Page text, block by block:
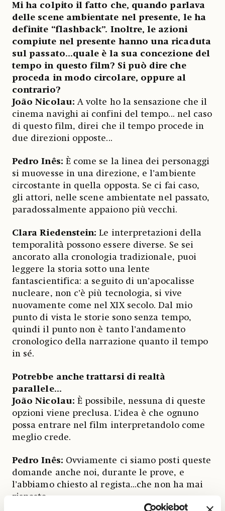
Mi ha colpito il fatto che, quando parlava
delle scene ambientate nel presente, le ha
definite “flashback”. Inoltre, le azioni
compiute nel presente hanno una ricaduta
sul passato...quale è la sua concezione del
tempo in questo film? Si può dire che
proceda in modo circolare, oppure al
contrario?
João Nicolau: A volte ho la sensazione che il
cinema navighi ai confini del tempo... nel caso
di questo film, direi che il tempo procede in
due direzioni opposte...
Pedro Inês: È come se la linea dei personaggi
si muovesse in una direzione, e l’ambiente
circostante in quella opposta. Se ci fai caso,
gli attori, nelle scene ambientate nel passato,
paradossalmente appaiono più vecchi.
Clara Riedenstein:Le interpretazioni della
temporalità possono essere diverse. Se sei
ancorato alla cronologia tradizionale, puoi
leggere la storia sotto una lente
fantascientifica: a seguito di un’apocalisse
nucleare, non c’è più tecnologia, si vive
nuovamente come nel XIX secolo. Dal mio
punto di vista le storie sono senza tempo,
quindi il punto non è tanto l’andamento
cronologico della narrazione quanto il tempo
in sé.
Potrebbe anche trattarsi di realtà
parallele...
João Nicolau: È possibile, nessuna di queste
opzioni viene preclusa. L’idea è che ognuno
possa entrare nel film interpretandolo come
meglio crede.
Pedro Inês: Ovviamente ci siamo posti queste
domande anche noi, durante le prove, e
l’abbiamo chiesto al regista...che non ha mai
risposto.